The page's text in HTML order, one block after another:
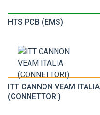
HTS PCB (EMS)
ITT CANNON VEAM ITALIA
(CONNETTORI)